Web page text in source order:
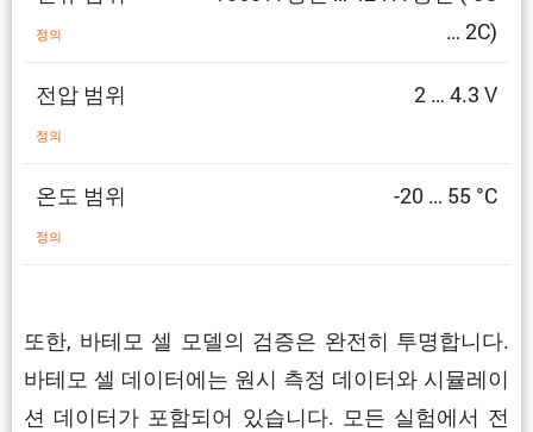
정의
… 2C)
전압 범위
정의
2 … 4.3 V
온도 범위
정의
-20 … 55 °C
또한, 바테모 셀 모델의 검증은 완전히 투명합니다.
바테모 셀 데이터에는 원시 측정 데이터와 시뮬레이
션 데이터가 포함되어 있습니다. 모든 실험에서 전